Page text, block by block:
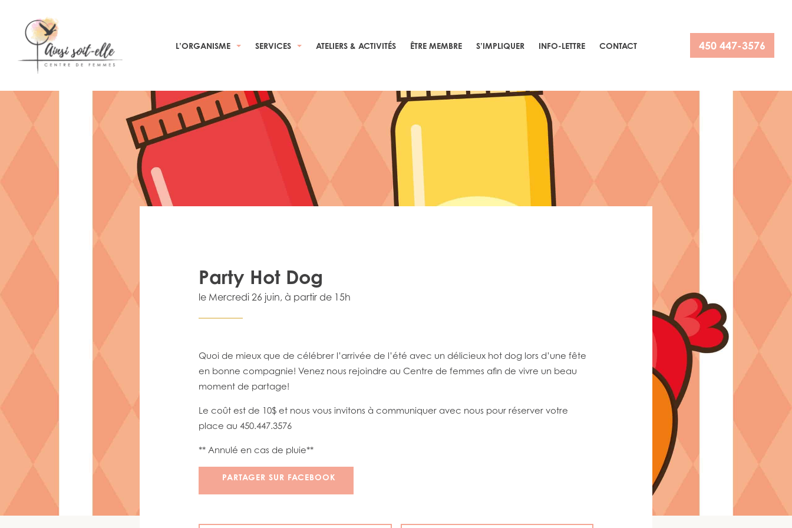
L’ORGANISME SERVICES ATELIERS & ACTIVITÉS ÊTRE MEMBRE S’IMPLIQUER INFO-LETTRE CONTACT 450 447-3576
Party Hot Dog
le Mercredi 26 juin, à partir de 15h
Quoi de mieux que de célébrer l’arrivée de l’été avec un délicieux hot dog lors d’une fête
en bonne compagnie! Venez nous rejoindre au Centre de femmes afin de vivre un beau
moment de partage!
Le coût est de 10$ et nous vous invitons à communiquer avec nous pour réserver votre
place au 450.447.3576
** Annulé en cas de pluie**
PARTAGER SUR FACEBOOK